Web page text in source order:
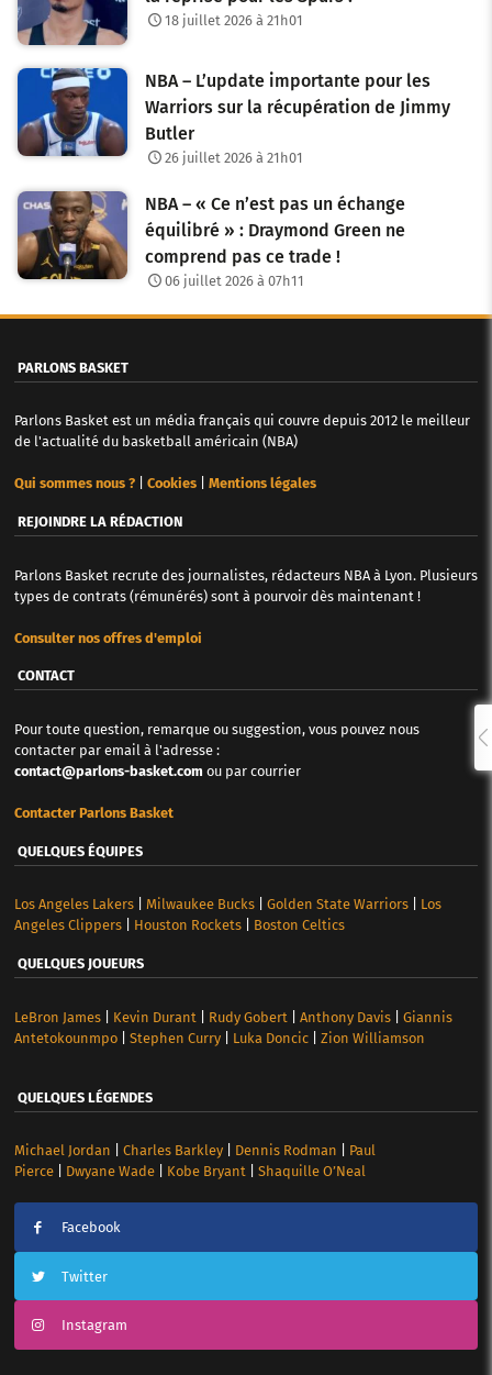
18 juillet 2026 à 21h01
NBA – L’update importante pour les
Warriors sur la récupération de Jimmy
Butler
26 juillet 2026 à 21h01
NBA – « Ce n’est pas un échange
équilibré » : Draymond Green ne
comprend pas ce trade !
06 juillet 2026 à 07h11
PARLONS BASKET
Parlons Basket est un média français qui couvre depuis 2012 le meilleur
de l'actualité du basketball américain (NBA)
Qui sommes nous ?| Cookies| Mentions légales
REJOINDRE LA RÉDACTION
Parlons Basket recrute des journalistes, rédacteurs NBA à Lyon. Plusieurs
types de contrats (rémunérés) sont à pourvoir dès maintenant !
Consulter nos offres d'emploi
CONTACT
Pour toute question, remarque ou suggestion, vous pouvez nous
contacter par email à l'adresse :
contact@parlons-basket.com ou par courrier
Contacter Parlons Basket
QUELQUES ÉQUIPES
Los Angeles Lakers| Milwaukee Bucks| Golden State Warriors| Los
Angeles Clippers| Houston Rockets| Boston Celtics
QUELQUES JOUEURS
LeBron James| Kevin Durant Rudy Gobert Anthony Davis| Giannis
Antetokounmpo| Stephen Curry| Luka Doncic| Zion Williamson
QUELQUES LÉGENDES
Michael Jordan Charles Barkley| Dennis Rodman
Paul
Pierce| Dwyane Wade| Kobe Bryant| Shaquille O’Neal
Facebook
Twitter
Instagram